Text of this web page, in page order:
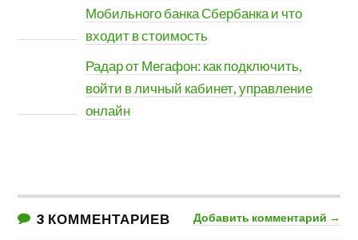
Мобильного банка Сбербанка и что
входит в стоимость
Радар от Мегафон: как подключить,
войти в личный кабинет, управление
онлайн
3 КОММЕНТАРИЕВ Добавить комментарий →